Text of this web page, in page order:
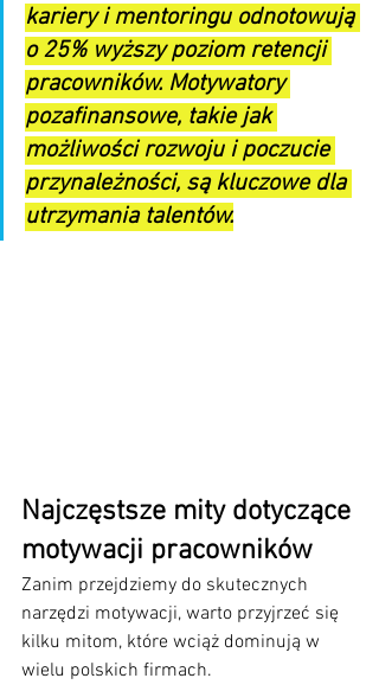
kariery i mentoringu odnotowują
o 25% wyższy poziom retencji
pracowników. Motywatory
pozafinansowe, takie jak
możliwości rozwoju i poczucie
przynależności, są kluczowe dla
utrzymania talentów.
Najczęstsze mity dotyczące
motywacji pracowników
Zanim przejdziemy do skutecznych
narzędzi motywacji, warto przyjrzeć się
kilku mitom, które wciąż dominują w
wielu polskich firmach.